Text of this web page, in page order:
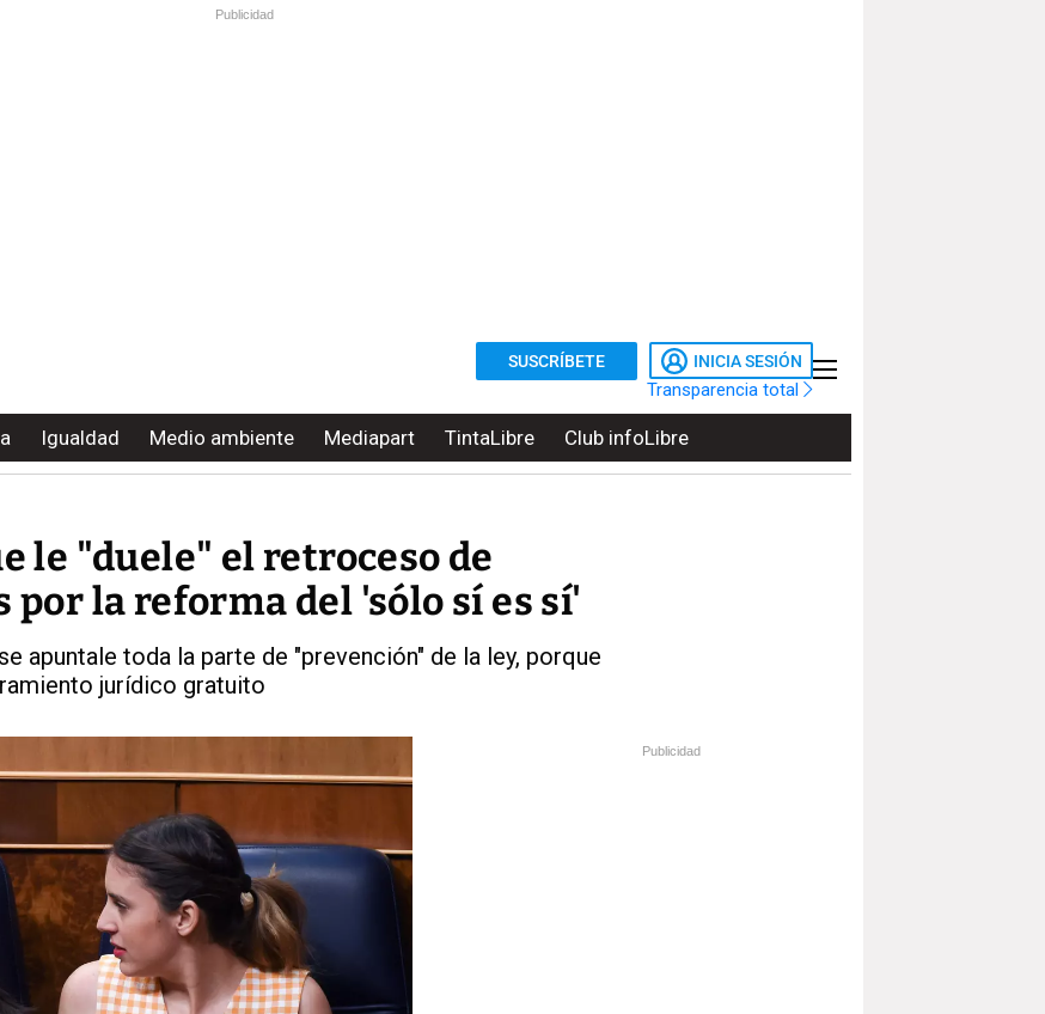
Publicidad
SUSCRÍBETE INICIA SESIÓN
Transparencia total
Igualdad Medio ambiente Mediapart TintaLibre Club infoLibre
le "duele" el retroceso de
la reforma del 'sólo sí es sí'
apuntale toda la parte de "prevención" de la ley, porque
jurídico gratuito
Publicidad